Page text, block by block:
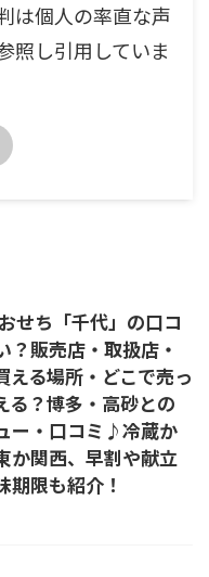
は個人の率直な声
照し引用していま
せち「千代」の口コ
？販売店・取扱店・
える場所・どこで売っ
る？博多・高砂との
ー・口コミ♪冷蔵か
か関西、早割や献立
期限も紹介！